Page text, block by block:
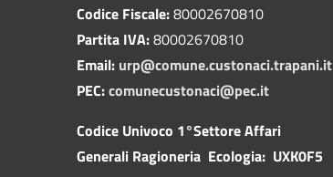
Codice Fiscale:80002670810
Partita IVA:80002670810
Email: urp@comune.custonaci.trapani.it
PEC:comunecustonaci@pec.it
Codice Univoco 1°Settore Affari
Generali Ragioneria Ecologia: UXK0F5